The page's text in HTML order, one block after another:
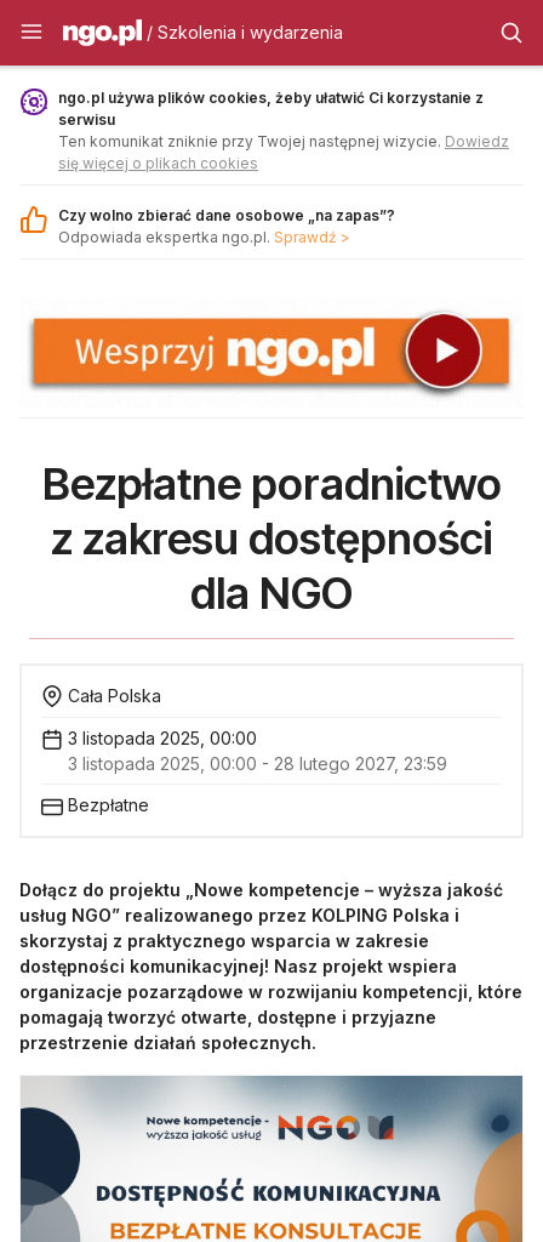
Szkolenia i wydarzenia - ngo.pl
/ Szkolenia i wydarzenia
ngo.pl używa plików cookies, żeby ułatwić Ci korzystanie z
serwisu
Ten komunikat zniknie przy Twojej następnej wizycie. Dowiedz
się więcej o plikach cookies
Czy wolno zbierać dane osobowe „na zapas”?
Odpowiada ekspertka ngo.pl. Sprawdź >
Bezpłatne poradnictwo
z zakresu dostępności
dla NGO
Cała Polska
3 listopada 2025, 00:00
3 listopada 2025, 00:00 - 28 lutego 2027, 23:59
Bezpłatne
Dołącz do projektu „Nowe kompetencje – wyższa jakość
usług NGO” realizowanego przez KOLPING Polska i
skorzystaj z praktycznego wsparcia w zakresie
dostępności komunikacyjnej! Nasz projekt wspiera
organizacje pozarządowe w rozwijaniu kompetencji, które
pomagają tworzyć otwarte, dostępne i przyjazne
przestrzenie działań społecznych.